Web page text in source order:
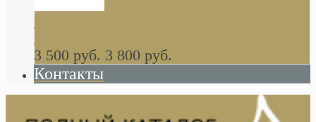
Khala Colombo аксессуары (серия) В
НАЛИЧИИ
3 500 руб. 3 800 руб.
Контакты